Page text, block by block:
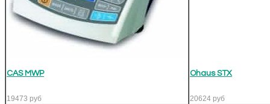
CAS MWP
19473 руб
Ohaus STX
20624 руб